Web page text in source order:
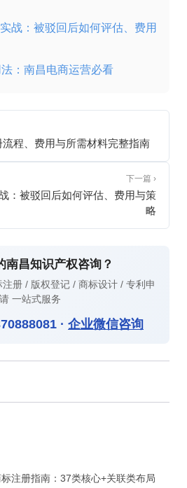
战：被驳回后如何评估、费用
：南昌电商运营必看
程、费用与所需材料完整指南
下一篇 ›
：被驳回后如何评估、费用与策
略
南昌知识产权咨询？
注册 / 版权登记 / 商标设计 / 专利申
请 一站式服务
· 企业微信咨询
注册指南：37类核心+关联类布局